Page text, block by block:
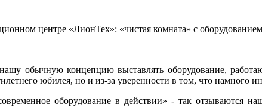
центре «ЛионТех»: «чистая комната» с
обычную концепцию выставлять оборудование,
юбилея, но и из-за уверенности в том, что намного
оборудование в действии» - так отзываются